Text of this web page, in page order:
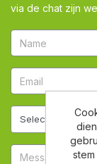
via de chat zijn